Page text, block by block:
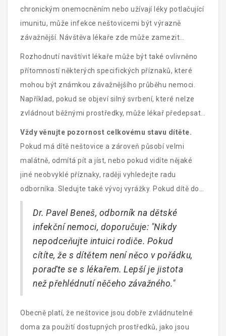
chronickým onemocněním nebo užívají léky potlačující
imunitu, může infekce neštovicemi být výrazně
závažnější. Návštěva lékaře zde může zamezit
vážným problémům. I těhotné ženy by měly být velmi
opatrné, pokud přijdou do kontaktu s dětmi
nakaženými neštovicemi, jelikož virus může způsobit
závažné komplikace pro plod.
Rozhodnutí navštívit lékaře může být také ovlivněno
přítomností některých specifických příznaků, které
mohou být známkou závažnějšího průběhu nemoci.
Například, pokud se objeví silný svrbení, které nelze
zvládnout běžnými prostředky, může lékař předepsat
speciální antihistaminika. Také je dobré mít na paměti,
že lékař může nabídnout antivirotika v případě
potřeby, aby zmírnil průběh nemoci.
Vždy věnujte pozornost celkovému stavu dítěte.
Pokud má dítě neštovice a zároveň působí velmi
malátně, odmítá pít a jíst, nebo pokud vidíte nějaké
jiné neobvyklé příznaky, raději vyhledejte radu
odborníka. Sledujte také vývoj vyrážky. Pokud dítě do
týdne nezaznamená žádné zlepšení nebo se naopak
jeho stav viditelně zhoršuje, není radno otálet s
vyhledáním pomoci.
Dr. Pavel Beneš, odborník na dětské
infekční nemoci, doporučuje: "Nikdy
nepodceňujte intuici rodiče. Pokud
cítíte, že s dítětem není něco v pořádku,
poraďte se s lékařem. Lepší je jistota
než přehlédnutí něčeho závažného."
Obecně platí, že neštovice jsou dobře zvládnutelné
doma za použití dostupných prostředků, jako jsou